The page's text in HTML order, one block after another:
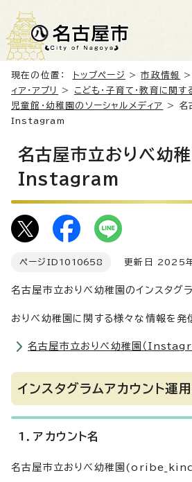
現在の位置： トップページ >市政情報 >
ィア・アプリ
> こども・子育て・教育に関す
児童館・幼稚園のソーシャルメディア
> 名
Instagram
名古屋市立おりべ幼稚
Instagram
ページID 1010658 更新日 2025
名古屋市立おりべ幼稚園のインスタグラ
おりべ幼稚園に関する様々な情報を発
名古屋市立おりべ幼稚園（
インスタグラムアカウント運
1．アカウント名
名古屋市立おりべ幼稚園